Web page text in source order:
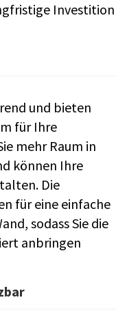
Investition
und bieten
für Ihre
mehr Raum in
können Ihre
Die
für eine einfache
sodass Sie die
anbringen